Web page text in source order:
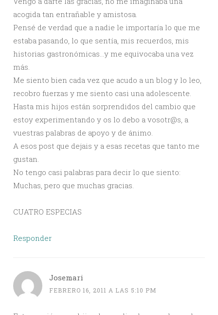
acogida tan entrañable y amistosa.
Pensé de verdad que a nadie le importaría lo que me
estaba pasando, lo que sentía, mis recuerdos, mis
historias gastronómicas…y me equivocaba una vez
más.
Me siento bien cada vez que acudo a un blog y lo leo,
recobro fuerzas y me siento casi una adolescente.
Hasta mis hijos están sorprendidos del cambio que
estoy experimentando y os lo debo a vosotr@s, a
vuestras palabras de apoyo y de ánimo.
A esos post que dejais y a esas recetas que tanto me
gustan.
No tengo casi palabras para decir lo que siento:
Muchas, pero que muchas gracias.
CUATRO ESPECIAS
Responder
Josemari
FEBRERO 16, 2011 A LAS 5:10 PM